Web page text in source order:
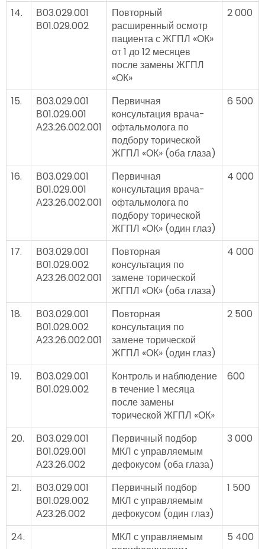
14.
В03.029.001
В01.029.002
Повторный
расширенный осмотр
пациента с ЖГПЛ «ОК»
от 1 до 12 месяцев
после замены ЖГПЛ
«ОК»
2 000
15.
В03.029.001
В01.029.001
А23.26.002.001
Первичная
консультация врача-
офтальмолога по
подбору торической
ЖГПЛ «ОК» (оба глаза)
6 500
16.
В03.029.001
В01.029.001
А23.26.002.001
Первичная
консультация врача-
офтальмолога по
подбору торической
ЖГПЛ «ОК» (один глаз)
4 000
17.
В03.029.001
В01.029.002
А23.26.002.001
Повторная
консультация по
замене торической
ЖГПЛ «ОК» (оба глаза)
4 000
18.
В03.029.001
В01.029.002
А23.26.002.001
Повторная
консультация по
замене торической
ЖГПЛ «ОК» (один глаз)
2 500
19.
В03.029.001
В01.029.002
Контроль и наблюдение
в течение 1 месяца
после замены
торической ЖГПЛ «ОК»
600
20.
В03.029.001
В01.029.001
А23.26.002
Первичный подбор
МКЛ с управляемым
дефокусом (оба глаза)
3 000
21.
В03.029.001
В01.029.002
А23.26.002
Первичный подбор
МКЛ с управляемым
дефокусом (один глаз)
1 500
24.
МКЛ с управляемым
5 400